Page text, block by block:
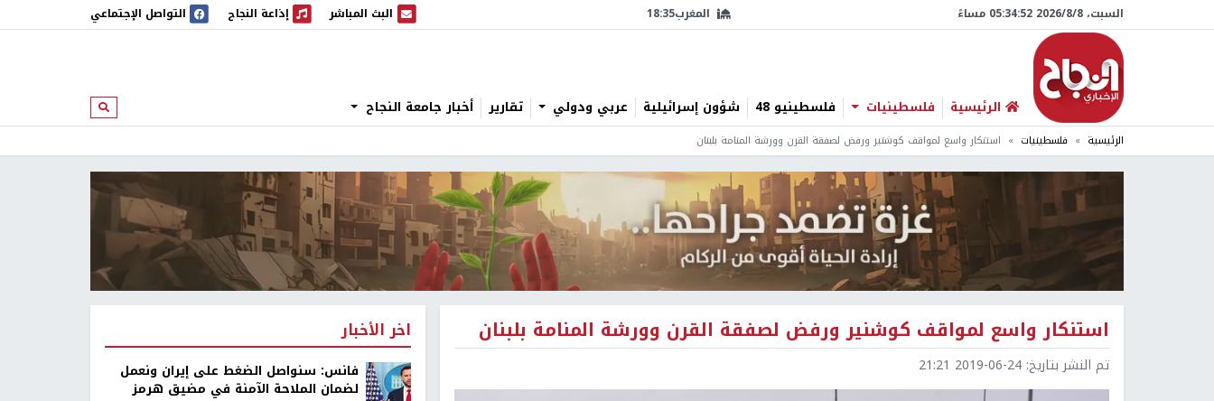
السبت، 8/‏8/‏2026 05:34:53 مساءً المغرب18:35 البث المباشر
البث المباشر إذاعة النجاح
إذاعة النجاح التواصل الإجتماعي
الرئيسية فلسطينيات فلسطينيو 48 شؤون إسرائيلية عربي ودولي تقارير أخبار جامعة النجاح ابحث
الرئيسية فلسطينيات استنكار واسع لمواقف كوشنير ورفض لصفقة القرن وورشة المنامة بلبنان
استنكار واسع لمواقف كوشنير ورفض لصفقة القرن وورشة المنامة بلبنان
تم النشر بتاريخ: 2019-06-24 21:21
اخر الأخبار
فانس: سنواصل الضغط على إيران ونعمل
لضمان الملاحة الآمنة في مضيق هرمز